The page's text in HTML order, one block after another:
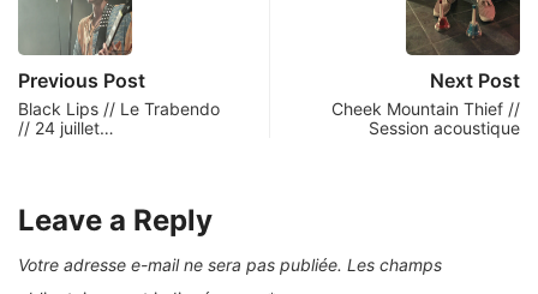
Previous Post
Black Lips // Le Trabendo
// 24 juillet…
Next Post
Cheek Mountain Thief //
Session acoustique
Leave a Reply
Votre adresse e-mail ne sera pas publiée. Les champs